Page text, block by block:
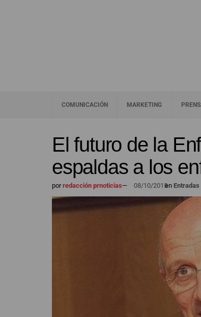
COMUNICACIÓN MARKETING
El futuro de la
espaldas a los
porredacción prnoticias— 08/10/2015en Entradas